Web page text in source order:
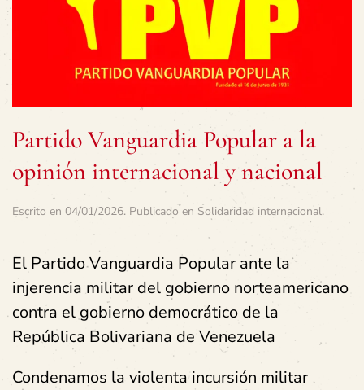
Partido Vanguardia Popular a la
opinión internacional y nacional
Escrito en 04/01/2026. Publicado en Solidaridad internacional.
El Partido Vanguardia Popular ante la
injerencia militar del gobierno norteamericano
contra el gobierno democrático de la
República Bolivariana de Venezuela
Condenamos la violenta incursión militar